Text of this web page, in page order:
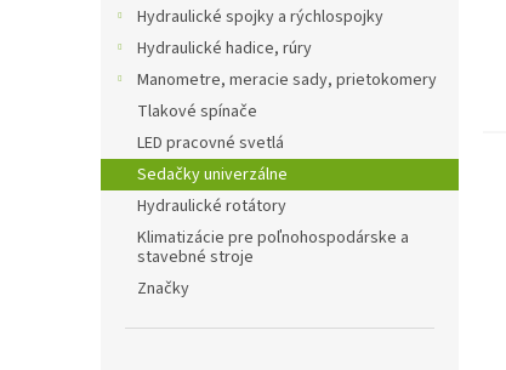
Hydraulické spojky a rýchlospojky
Hydraulické hadice, rúry
Manometre, meracie sady, prietokomery
Tlakové spínače
LED pracovné svetlá
Sedačky univerzálne
Hydraulické rotátory
Klimatizácie pre poľnohospodárske a
stavebné stroje
Značky